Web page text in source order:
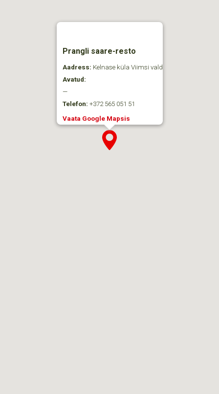
Prangli saare-resto
Aadress: Kelnase küla Viimsi vald
Avatud:
—
Telefon: +372 565 051 51
Vaata Google Mapsis